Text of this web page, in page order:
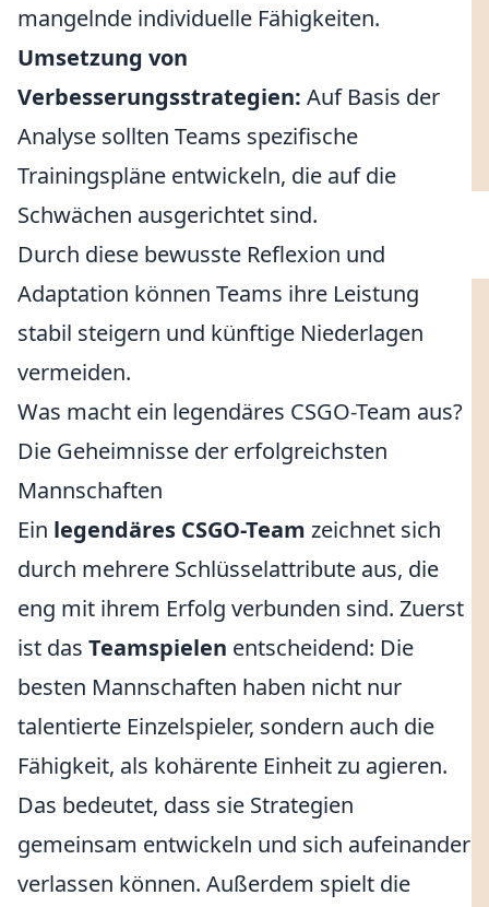
mangelnde individuelle Fähigkeiten.
Umsetzung von
Verbesserungsstrategien: Auf Basis der
Analyse sollten Teams spezifische
Trainingspläne entwickeln, die auf die
Schwächen ausgerichtet sind.
Durch diese bewusste Reflexion und
Adaptation können Teams ihre Leistung
stabil steigern und künftige Niederlagen
vermeiden.
Was macht ein legendäres CSGO-Team aus?
Die Geheimnisse der erfolgreichsten
Mannschaften
Ein legendäres CSGO-Team zeichnet sich
durch mehrere Schlüsselattribute aus, die
eng mit ihrem Erfolg verbunden sind. Zuerst
ist das Teamspielen entscheidend: Die
besten Mannschaften haben nicht nur
talentierte Einzelspieler, sondern auch die
Fähigkeit, als kohärente Einheit zu agieren.
Das bedeutet, dass sie Strategien
gemeinsam entwickeln und sich aufeinander
verlassen können. Außerdem spielt die